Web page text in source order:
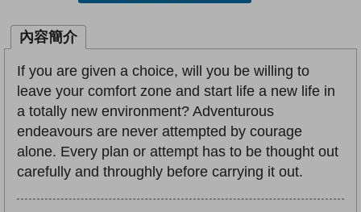
內容簡介
If you are given a choice, will you be willing to
leave your comfort zone and start life a new life in
a totally new environment? Adventurous
endeavours are never attempted by courage
alone. Every plan or attempt has to be thought out
carefully and throughly before carrying it out.